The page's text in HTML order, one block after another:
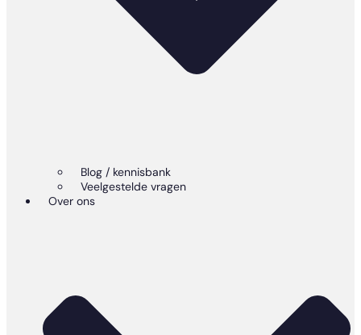
Blog / kennisbank
Veelgestelde vragen
Over ons